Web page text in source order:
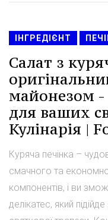
ІНГРЕДІЄНТ
Салат з
майонезом -
для ваших
Кулінарія |
Куряча печінка –
смачного та
компонентів, і ви
делікатес, який